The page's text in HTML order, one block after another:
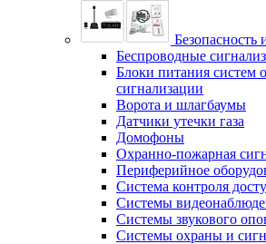
Безопасность
Беспроводные
Блоки питания систем
сигнализации
Ворота и шлагбаумы
Датчики утечки газа
Домофоны
Охранно-пожарная
Периферийное
Система контроля
Системы
Системы звукового
Системы охраны и